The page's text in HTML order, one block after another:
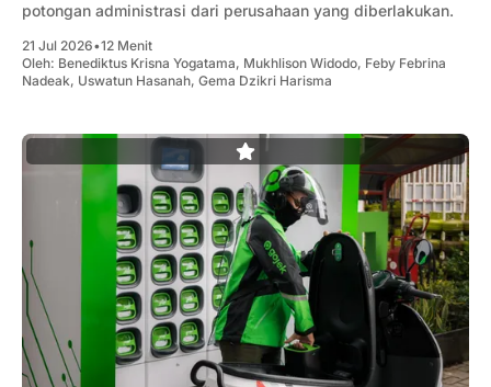
potongan administrasi dari perusahaan yang diberlakukan.
21 Jul 2026•12 Menit
Oleh: Benediktus Krisna Yogatama, Mukhlison Widodo, Feby Febrina
Nadeak, Uswatun Hasanah, Gema Dzikri Harisma